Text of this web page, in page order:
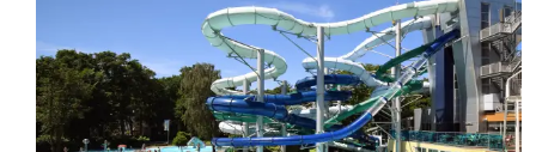
Terrains
Surfen